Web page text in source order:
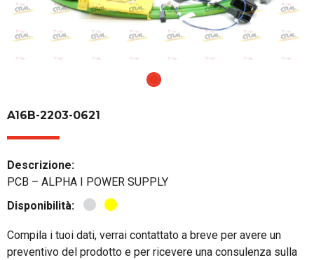
A16B-2203-0621
Descrizione:
PCB – ALPHA I POWER SUPPLY
Disponibilità:
Compila i tuoi dati, verrai contattato a breve per avere un
preventivo del prodotto e per ricevere una consulenza sulla